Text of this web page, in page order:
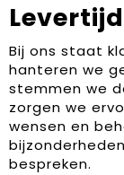
Bij ons staat
hanteren we
stemmen we
zorgen we
wensen en
bespreken.